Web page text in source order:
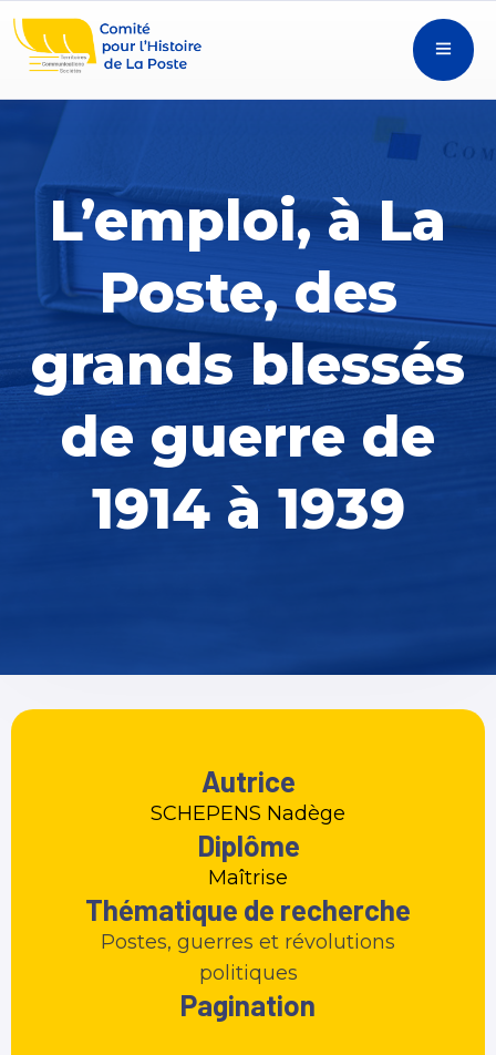
L’emploi, à La
Poste, des
grands blessés
de guerre de
1914 à 1939
Autrice
SCHEPENS Nadège
Diplôme
Maîtrise
Thématique de recherche
Postes, guerres et révolutions
politiques
Pagination